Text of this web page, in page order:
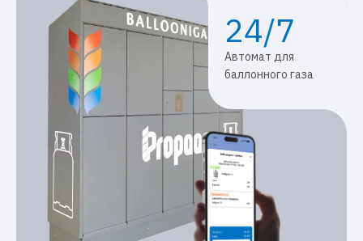
24/7
Автомат для
баллонного газа